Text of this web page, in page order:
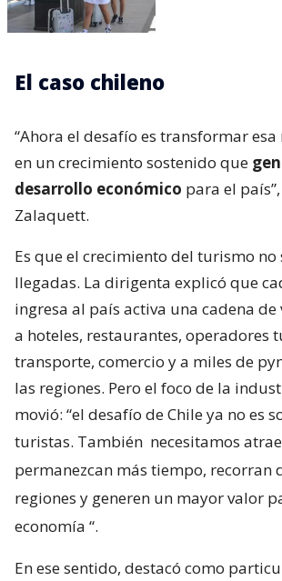
El caso chileno
“Ahora el desafío es transformar
en un crecimiento sostenido que
desarrollo económico para el
Zalaquett.
Es que el crecimiento del turismo no
llegadas. La dirigenta explicó que
ingresa al país activa una cadena
a hoteles, restaurantes, operadores
transporte, comercio y a miles de
las regiones. Pero el foco de la
movió: “el desafío de Chile ya no es
turistas. También necesitamos
permanezcan más tiempo, recorran
regiones y generen un mayor valor
economía “.
En ese sentido, destacó como